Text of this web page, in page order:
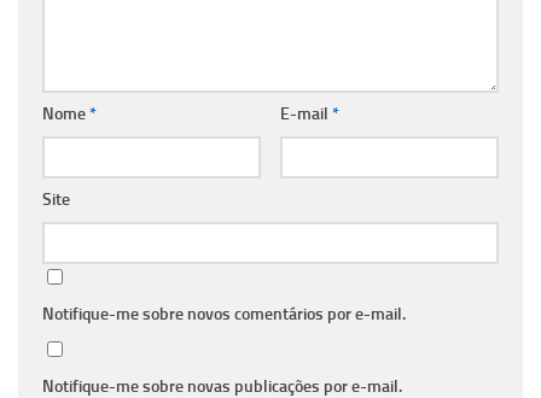
Nome* E-mail *
Site
Notifique-me sobre novos comentários por e-mail.
Notifique-me sobre novas publicações por e-mail.